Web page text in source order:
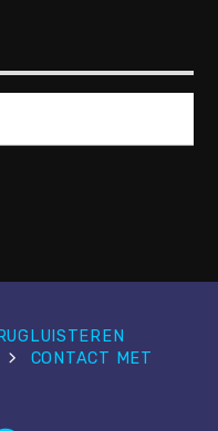
CONTACT MET